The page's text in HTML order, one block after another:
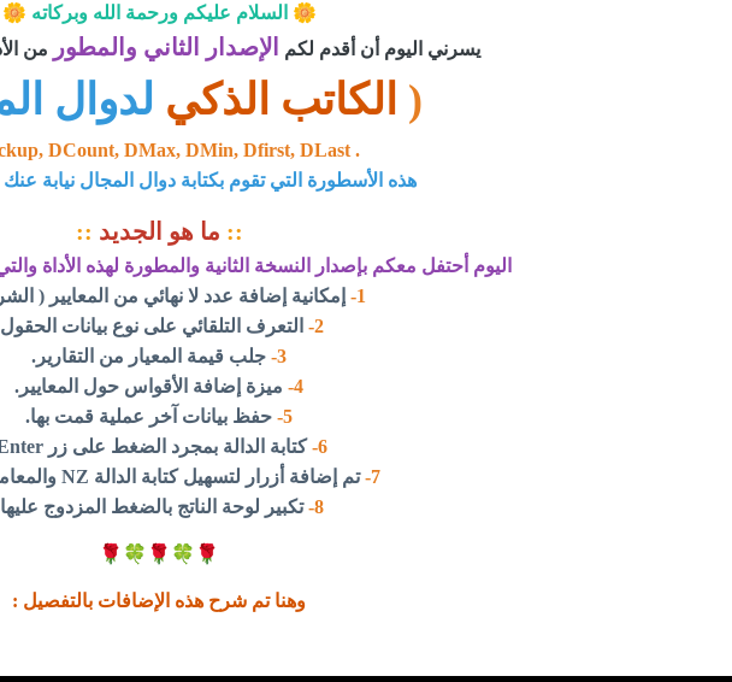
🌼 السلام عليكم ورحمة الله وبركاته 🌼
يسرني اليوم أن أقدم لكم الإصدار الثاني والمطور من
( الكاتب الذكي لدوال
. Dloockup, DCount, DMax, DMin, Dfirst, DLast
هذه الأسطورة التي تقوم بكتابة دوال المجال نيابة
:: ما هو الجديد ::
اليوم أحتفل معكم بإصدار النسخة الثانية والمطورة لهذه الأداة
1-
إمكانية إضافة عدد لا نهائي من المعايير (
2-
التعرف التلقائي على نوع بيانات
3- جلب قيمة المعيار من التقارير.
4- ميزة إضافة الأقواس حول المعايير.
5- حفظ بيانات آخر عملية قمت بها.
6- كتابة الدالة بمجرد الضغط على زر Enter.
7- تم إضافة أزرار لتسهيل كتابة الدالة NZ والمعامل Like.
8- تكبير لوحة الناتج بالضغط المزدوج
🌹
🍀
🌹
🍀
🌹
وهنا تم شرح هذه الإضافات بالتفصيل :